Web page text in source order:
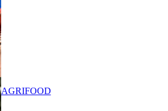
AGRIFOOD